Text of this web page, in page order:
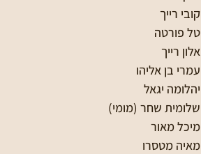
קובי רייך
טל פורטה
אלון רייך
עמרי בן אליהו
יהלומה יגאל
שלומית שחר (מומי)
מיכל מאור
מאיה מטסרו